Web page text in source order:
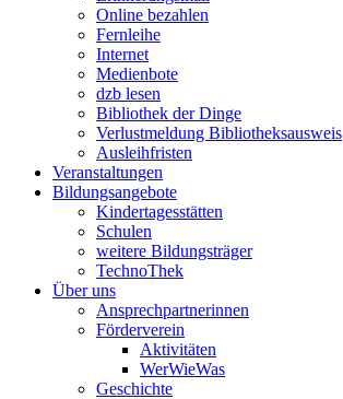
Online bezahlen
Fernleihe
Internet
Medienbote
dzb lesen
Bibliothek der Dinge
Verlustmeldung Bibliotheksausweis
Ausleihfristen
Veranstaltungen
Bildungsangebote
Kindertagesstätten
Schulen
weitere Bildungsträger
TechnoThek
Über uns
Ansprechpartnerinnen
Förderverein
Aktivitäten
WerWieWas
Geschichte